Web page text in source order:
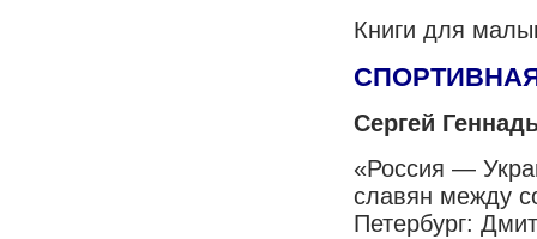
Книги для
Сергей
«Россия —
славян между
Петербург: